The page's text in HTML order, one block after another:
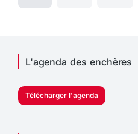
L'agenda des enchères
Télécharger l'agenda